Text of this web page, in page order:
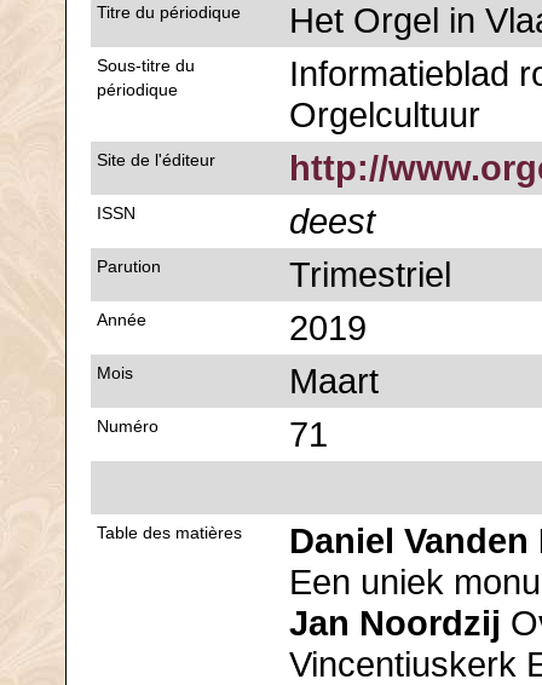
Titre du périodique Het Orgel in
Sous-titre du
périodique
Informatieblad
Orgelcultuur
Site de l'éditeur http://
ISSN deest
Parution Trimestriel
Année 2019
Mois Maart
Numéro 71
Table des matières
Daniel Vanden
Een uniek
Jan Noordzij
Vincentiuskerk